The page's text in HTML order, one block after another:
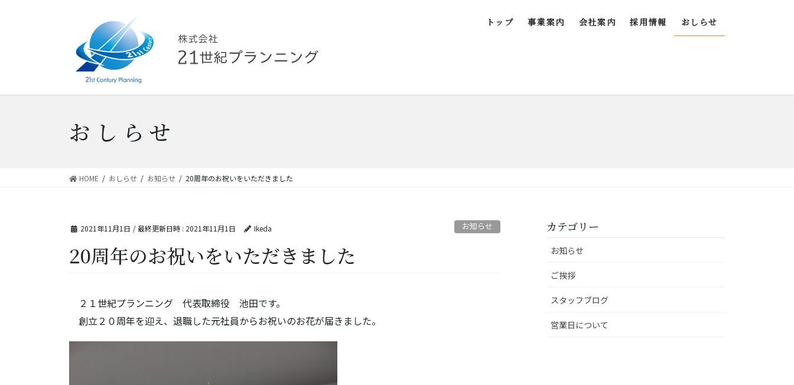
ス
ン
トップ 事業案内 会社案内 採用情報 おしらせ
おしらせ
HOME おしらせ お知らせ 20周年のお祝いをいただきました
2021年11月1日 / 最終更新日時 : 2021年11月1日 Ikeda お知らせ
20周年のお祝いをいただきました
２１世紀プランニング 代表取締役 池田です。
創立２０周年を迎え、退職した元社員からお祝いのお花が届きました。
カテゴリー
お知らせ
ご挨拶
スタッフブログ
営業日について